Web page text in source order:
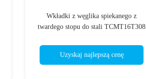
Wkładki z węglika spiekanego z
twardego stopu do stali TCMT16T308
Uzyskaj najlepszą cenę